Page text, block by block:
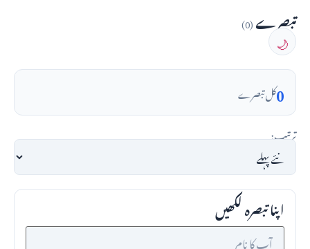
تبصرے(0)
🌙
0کل تبصرے
ترتیب:
اپنا تبصرہ لکھیں